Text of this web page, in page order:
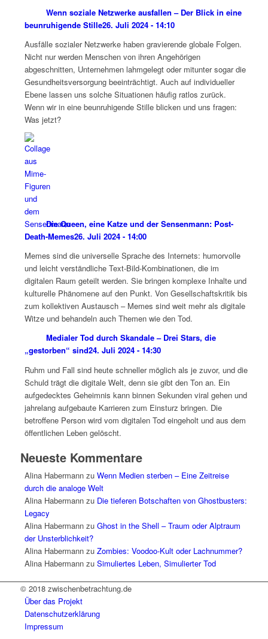
Wenn soziale Netzwerke ausfallen – Der Blick in eine
beunruhigende Stille26. Juli 2024 - 14:10
Ausfälle sozialer Netzwerke haben gravierende globale Folgen.
Nicht nur werden Menschen von ihren Angehörigen
abgeschnitten, Unternehmen lahmgelegt oder mitunter sogar die
Gesundheitsversorgung beeinträchtigt. Auch auf individueller
Ebene lassen uns solche Situationen häufig ratlos zurück.
Wenn wir in eine beunruhigende Stille blicken und uns fragen:
Was jetzt?
Die Queen, eine Katze und der Sensenmann: Post-
Death-Memes26. Juli 2024 - 14:00
Memes sind die universelle Sprache des Internets: humorvolle
und leicht verständliche Text-Bild-Kombinationen, die im
digitalen Raum geteilt werden. Sie bringen komplexe Inhalte und
kulturelle Phänomene auf den Punkt. Von Gesellschaftskritik bis
zum kollektiven Austausch – Memes sind weit mehr als digitale
Witze und behandeln auch Themen wie den Tod.
Medialer Tod durch Skandale – Drei Stars, die
„gestorben“ sind24. Juli 2024 - 14:30
Ruhm und Fall sind heute schneller möglich als je zuvor, und die
Schuld trägt die digitale Welt, denn sie gibt den Ton an. Ein
aufgedecktes Geheimnis kann binnen Sekunden viral gehen und
jahrelang aufgebaute Karrieren zum Einsturz bringen. Die
betroffene Person wird vom digitalen Tod eingeholt und aus dem
öffentlichen Leben gelöscht.
Neueste Kommentare
Alina Habermannzu Wenn Medien sterben – Eine Zeitreise
durch die analoge Welt
Alina Habermannzu Die tieferen Botschaften von Ghostbusters:
Legacy
Alina Habermannzu Ghost in the Shell – Traum oder Alptraum
der Unsterblichkeit?
Alina Habermannzu Zombies: Voodoo-Kult oder Lachnummer?
Alina Habermannzu Simuliertes Leben, Simulierter Tod
© 2018 zwischenbetrachtung.de
Über das Projekt
Datenschutzerklärung
Impressum